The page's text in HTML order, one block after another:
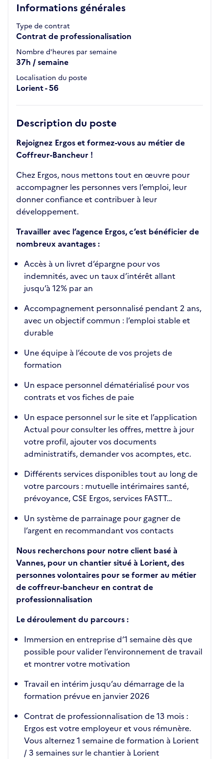
Informations générales
Type de contrat
Contrat de professionalisation
Nombre d'heures par semaine
37h / semaine
Localisation du poste
Lorient - 56
Description du poste
Rejoignez Ergos et formez-vous au métier de
Coffreur-Bancheur !
Chez Ergos, nous mettons tout en œuvre pour
accompagner les personnes vers l’emploi, leur
donner confiance et contribuer à leur
développement.
Travailler avec l’agence Ergos, c’est bénéficier de
nombreux avantages :
Accès à un livret d’épargne pour vos
indemnités, avec un taux d’intérêt allant
jusqu’à 12% par an
Accompagnement personnalisé pendant 2 ans,
avec un objectif commun : l’emploi stable et
durable
Une équipe à l’écoute de vos projets de
formation
Un espace personnel dématérialisé pour vos
contrats et vos fiches de paie
Un espace personnel sur le site et l’application
Actual pour consulter les offres, mettre à jour
votre profil, ajouter vos documents
administratifs, demander vos acomptes, etc.
Différents services disponibles tout au long de
votre parcours : mutuelle intérimaires santé,
prévoyance, CSE Ergos, services FASTT…
Un système de parrainage pour gagner de
l’argent en recommandant vos contacts
Nous recherchons pour notre client basé à
Vannes, pour un chantier situé à Lorient, des
personnes volontaires pour se former au métier
de coffreur-bancheur en contrat de
professionnalisation
Le déroulement du parcours :
Immersion en entreprise d’1 semaine dès que
possible pour valider l’environnement de travail
et montrer votre motivation
Travail en intérim jusqu’au démarrage de la
formation prévue en janvier 2026
Contrat de professionnalisation de 13 mois :
Ergos est votre employeur et vous rémunère.
Vous alternez 1 semaine de formation à Lorient
/ 3 semaines sur le chantier à Lorient